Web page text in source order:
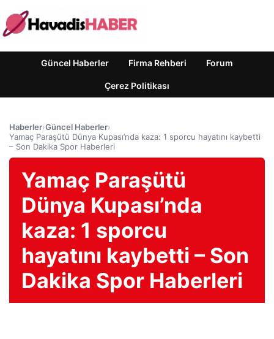
Güncel Haberler Firma Rehberi Forum
Çerez Politikası
Haberler›Güncel Haberler›
Yamaç Paraşütü Dünya Kupası’nda kaza: 1 sporcu hayatını kaybetti
– Son Dakika Spor Haberleri
Yamaç Paraşütü
Dünya Kupası’nda
kaza: 1 sporcu
hayatını kaybetti – Son
Dakika Spor Haberleri